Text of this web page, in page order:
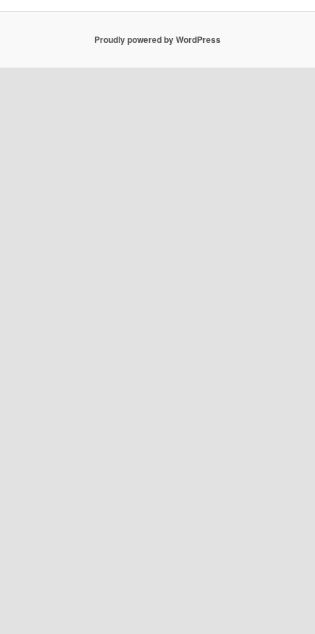
Proudly powered by WordPress